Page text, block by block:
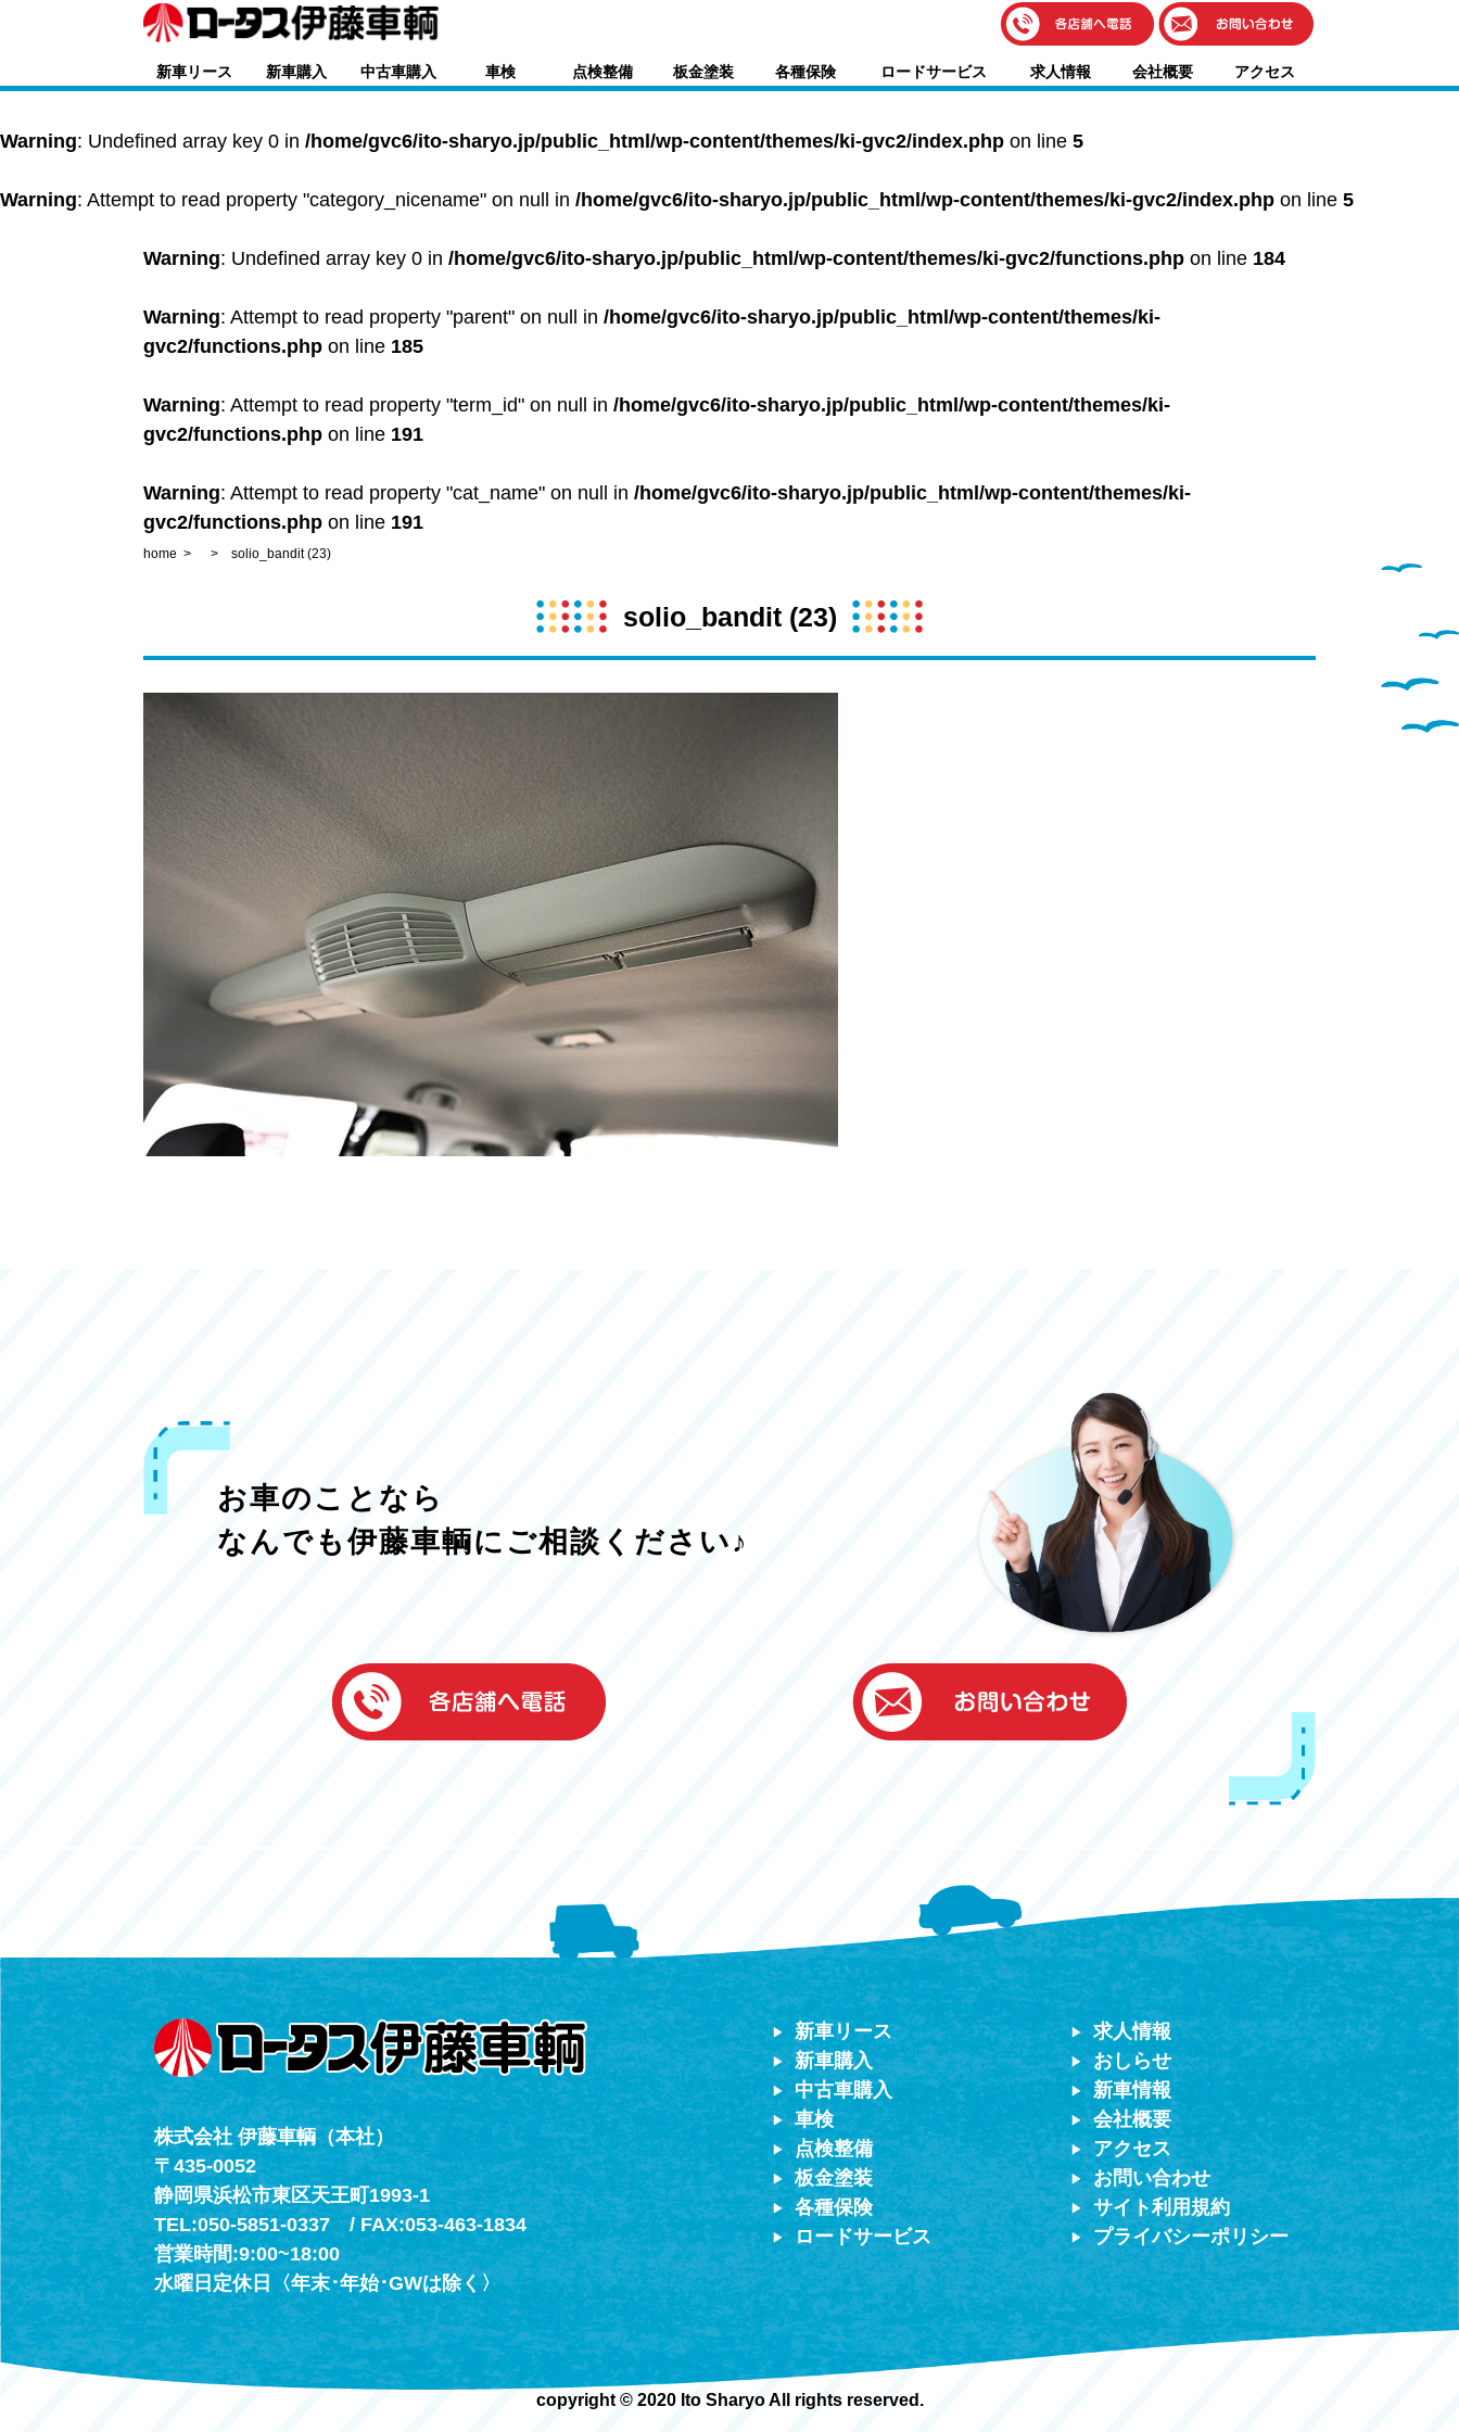
伊藤車輌（本社）
050-5851-0337
050-5851-0338
レスキューセンター
（年中無休24h対応）
新車リース 新車購入 中古車購入 車検 点検整備 板金塗装 各種保険 ロードサービス 求人情報 会社概要 アクセス
Warning: Undefined array key 0 in /home/gvc6/ito-sharyo.jp/public_html/wp-content/themes/ki-gvc2/index.php on line 5
Warning: Attempt to read property "category_nicename" on null in /home/gvc6/ito-sharyo.jp/public_html/wp-content/themes/ki-gvc2/index.php on line 5
Warning: Undefined array key 0 in /home/gvc6/ito-sharyo.jp/public_html/wp-content/themes/ki-gvc2/functions.php on line 184
Warning: Attempt to read property "parent" on null in /home/gvc6/ito-sharyo.jp/public_html/wp-content/themes/ki-
gvc2/functions.php on line 185
Warning: Attempt to read property "term_id" on null in /home/gvc6/ito-sharyo.jp/public_html/wp-content/themes/ki-
gvc2/functions.php on line 191
Warning: Attempt to read property "cat_name" on null in /home/gvc6/ito-sharyo.jp/public_html/wp-content/themes/ki-
gvc2/functions.php on line 191
home solio_bandit (23)
solio_bandit (23)
お車のことなら
なんでも伊藤車輌にご相談ください♪
伊藤車輌（本社）
050-5851-0337
株式会社 伊藤車輌（本社）
〒435-0052
静岡県浜松市東区天王町1993-1
TEL:050-5851-0337 / FAX:053-463-1834
営業時間:9:00~18:00
水曜日定休日〈年末･年始･GWは除く〉
新車リース
新車購入
中古車購入
車検
点検整備
板金塗装
各種保険
ロードサービス
求人情報
おしらせ
新車情報
会社概要
アクセス
お問い合わせ
サイト利用規約
プライバシーポリシー
copyright © 2020 Ito Sharyo All rights reserved.